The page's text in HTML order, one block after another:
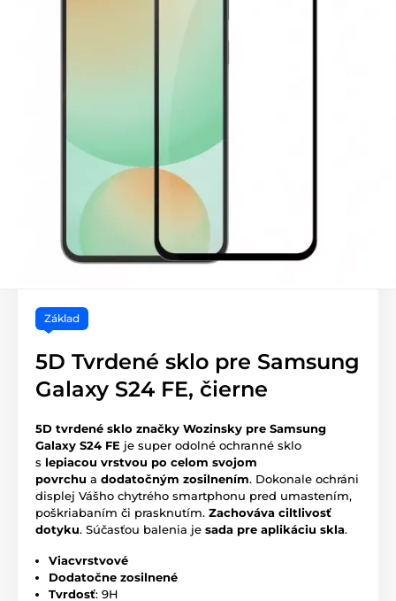
Základ
5D Tvrdené sklo pre Samsung
Galaxy S24 FE, čierne
5D tvrdené sklo značky Wozinsky pre Samsung
Galaxy S24 FE je super odolné ochranné sklo
s lepiacou vrstvou po celom svojom
povrchu a dodatočným zosilnením. Dokonale ochráni
displej Vášho chytrého smartphonu pred umastením,
poškriabaním či prasknutím. Zachováva ciltlivosť
dotyku. Súčasťou balenia je sada pre aplikáciu skla.
Viacvrstvové
Dodatočne zosilnené
Tvrdosť: 9H